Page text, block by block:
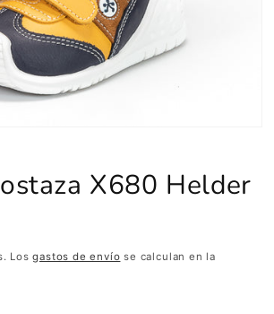
X680 Helder
Losgastos de envío se calculan en la